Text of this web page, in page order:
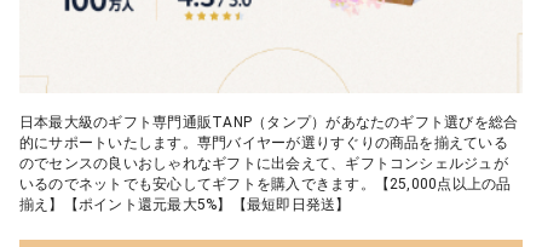
日本最大級のギフト専門通販TANP（タンプ）があなたのギフト選びを総合
的にサポートいたします。専門バイヤーが選りすぐりの商品を揃えている
のでセンスの良いおしゃれなギフトに出会えて、ギフトコンシェルジュが
いるのでネットでも安心してギフトを購入できます。【25,000点以上の品
揃え】【ポイント還元最大5%】【最短即日発送】